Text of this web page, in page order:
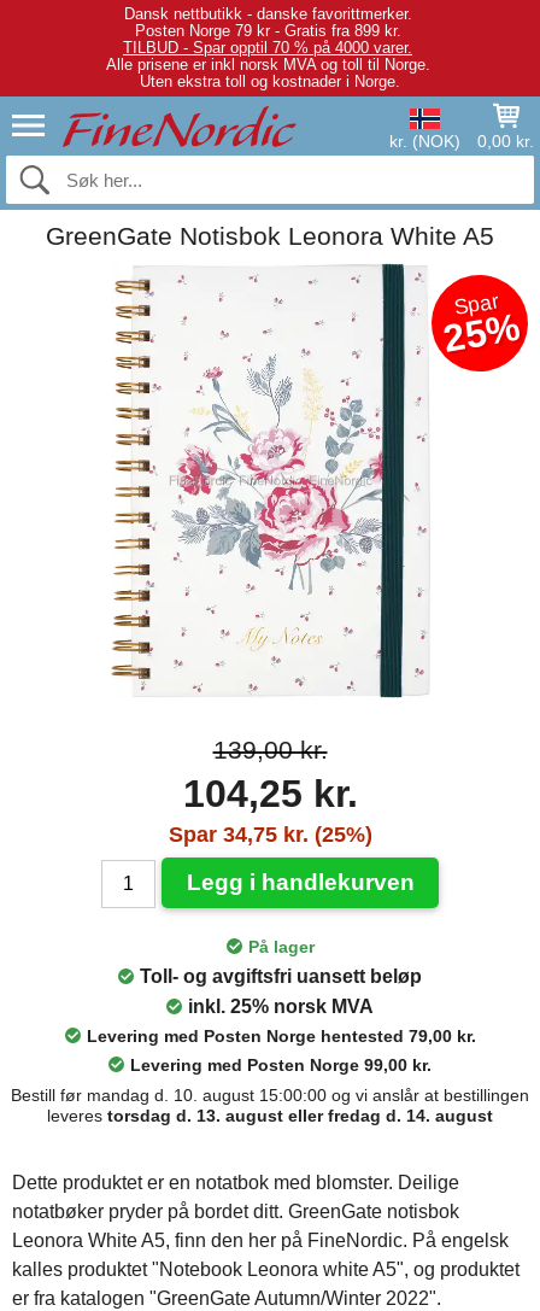
Dansk nettbutikk - danske favorittmerker.
Posten Norge 79 kr - Gratis fra 899 kr.
TILBUD - Spar opptil 70 % på 4000 varer.
Alle prisene er inkl norsk MVA og toll til Norge.
Uten ekstra toll og kostnader i Norge.
kr. (NOK) 0,00 kr.
GreenGate Notisbok Leonora White A5
Spar
25%
139,00 kr.
104,25 kr.
Spar 34,75 kr. (25%)
Legg i handlekurven
På lager
Toll- og avgiftsfri uansett beløp
inkl. 25% norsk MVA
Levering med Posten Norge hentested 79,00 kr.
Levering med Posten Norge 99,00 kr.
Bestill før mandag d. 10. august 15:00:00 og vi anslår at bestillingen
leveres torsdag d. 13. august eller fredag d. 14. august
Dette produktet er en notatbok med blomster. Deilige
notatbøker pryder på bordet ditt. GreenGate notisbok
Leonora White A5, finn den her på FineNordic. På engelsk
kalles produktet "Notebook Leonora white A5", og produktet
er fra katalogen "GreenGate Autumn/Winter 2022".